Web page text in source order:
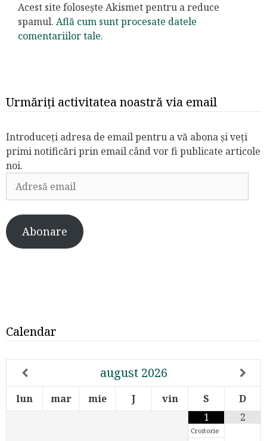
Acest site folosește Akismet pentru a reduce
spamul. Află cum sunt procesate datele
comentariilor tale.
Urmăriți activitatea noastră via email
Introduceți adresa de email pentru a vă abona și veți
primi notificări prin email când vor fi publicate articole
noi.
Adresă
email
Abonare
Calendar
august 2026
lun mar mie J vin S
D
1
Croitorie
2